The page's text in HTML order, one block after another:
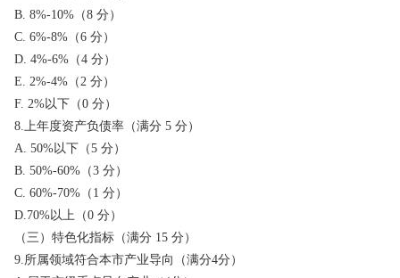
B. 8%-10%（8 分）
C. 6%-8%（6 分）
D. 4%-6%（4 分）
E. 2%-4%（2 分）
F. 2%以下（0 分）
8.上年度资产负债率（满分 5 分）
A. 50%以下（5 分）
B. 50%-60%（3 分）
C. 60%-70%（1 分）
D.70%以上（0 分）
（三）特色化指标（满分 15 分）
9.所属领域符合本市产业导向（满分4分）